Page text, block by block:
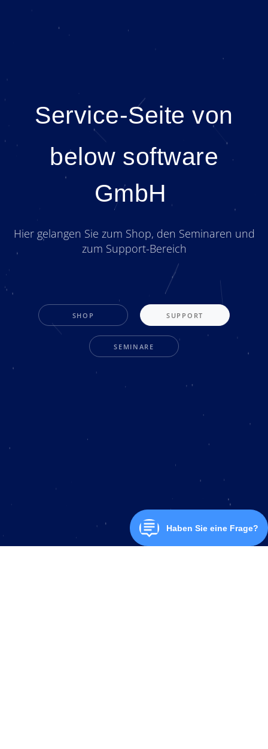
Service-Seite von
below software
GmbH
Hier gelangen Sie zum Shop, den Seminaren und
zum Support-Bereich
SHOP SUPPORT
SEMINARE